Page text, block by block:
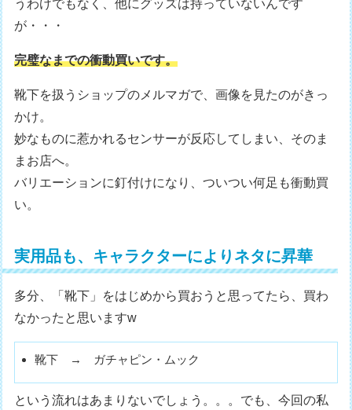
うわけでもなく、他にグッズは持っていないんです
が・・・
完璧なまでの衝動買いです。
靴下を扱うショップのメルマガで、画像を見たのがきっ
かけ。
妙なものに惹かれるセンサーが反応してしまい、そのま
まお店へ。
バリエーションに釘付けになり、ついつい何足も衝動買
い。
実用品も、キャラクターによりネタに昇華
多分、「靴下」をはじめから買おうと思ってたら、買わ
なかったと思いますw
靴下 → ガチャピン・ムック
という流れはあまりないでしょう。。。でも、今回の私